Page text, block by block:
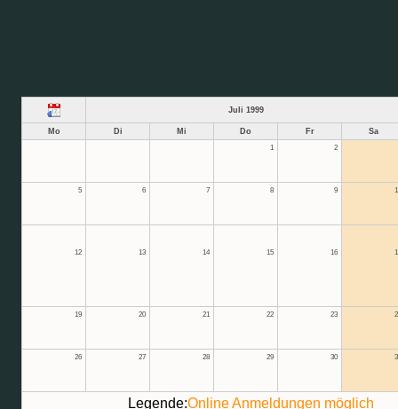
Juli 1999
Mo Di Mi Do Fr Sa
1 2
5 6 7 8 9
12 13 14 15 16
19 20 21 22 23
26 27 28 29 30
Legende:Online Anmeldungen möglich